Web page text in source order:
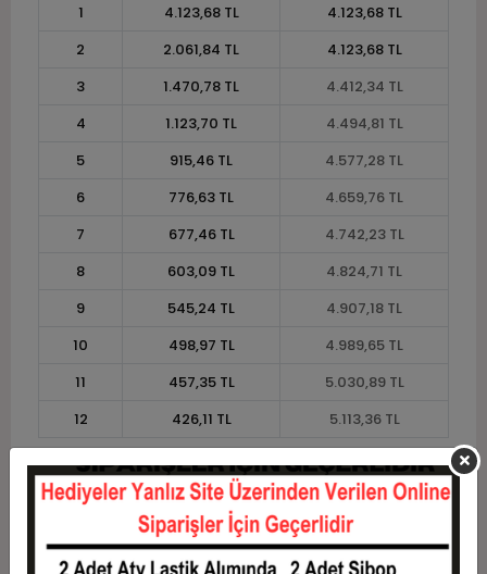
1
4.123,68 TL
4.123,68 TL
2
2.061,84 TL
4.123,68 TL
3
1.470,78 TL
4.412,34 TL
4
1.123,70 TL
4.494,81 TL
5
915,46 TL
4.577,28 TL
6
776,63 TL
4.659,76 TL
7
677,46 TL
4.742,23 TL
8
603,09 TL
4.824,71 TL
9
545,24 TL
4.907,18 TL
10
498,97 TL
4.989,65 TL
11
457,35 TL
5.030,89 TL
12
426,11 TL 5.113,36 TL
Taksit Tutarı
Toplam Tutar
1
4.123,68 TL
4.123,68 TL